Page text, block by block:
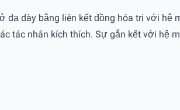
dày bằng liên kết đồng hóa trị với hệ
nhân kích thích. Sự gắn kết với hệ